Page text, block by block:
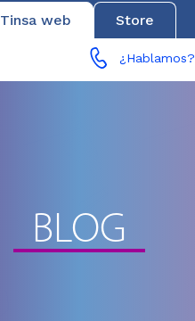
Tinsa web Store
¿Hablamos?
BLOG